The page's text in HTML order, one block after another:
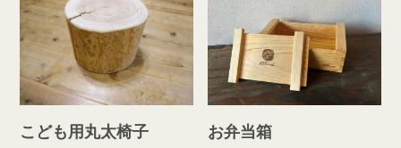
こども用丸太椅子 お弁当箱